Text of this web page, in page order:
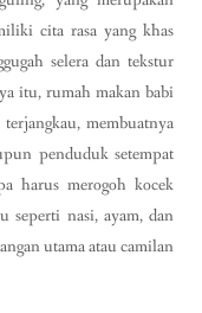
cita rasa yang khas
selera dan tekstur
itu, rumah makan babi
membuatnya
penduduk setempat
harus merogoh kocek
seperti nasi, ayam, dan
utama atau camilan